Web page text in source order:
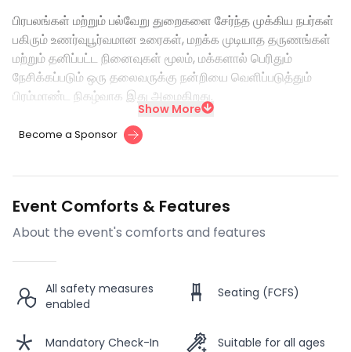
பிரபலங்கள் மற்றும் பல்வேறு துறைகளை சேர்ந்த முக்கிய நபர்கள்
பகிரும் உணர்வுபூர்வமான உரைகள், மறக்க முடியாத தருணங்கள்
மற்றும் தனிப்பட்ட நினைவுகள் மூலம், மக்களால் பெரிதும்
நேசிக்கப்படும் ஒரு தலைவருக்கு நன்றியை வெளிப்படுத்தும்
பிரம்மாண்ட நிகழ்வாக இது அமைகிறது.
Show More
Become a Sponsor
Event Comforts & Features
About the event's comforts and features
All safety measures
enabled
Seating (FCFS)
Mandatory Check-In Suitable for all ages